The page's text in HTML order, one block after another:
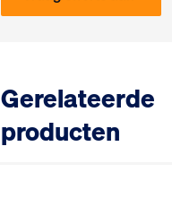
Gerelateerde
producten